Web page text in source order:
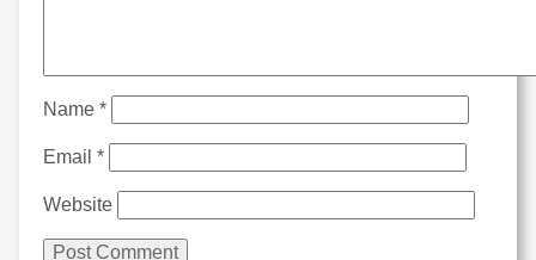
Name *
Email *
Website